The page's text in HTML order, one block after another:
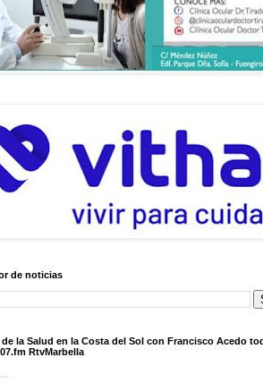
de noticias
de la Salud en la Costa del Sol con Francisco Acedo
RtvMarbella